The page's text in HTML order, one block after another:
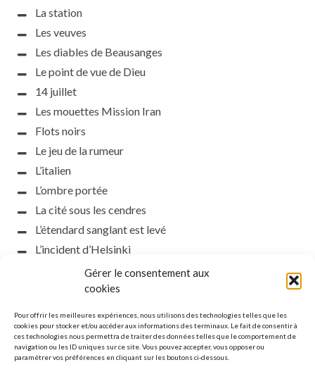
Gérer le consentement aux
cookies
Pour offrir les meilleures expériences, nous utilisons des technologies telles que les
cookies pour stocker et/ou accéder aux informations des terminaux. Le fait de consentir à
ces technologies nous permettra de traiter des données telles que le comportement de
navigation ou les ID uniques sur ce site. Vous pouvez accepter, vous opposer ou
paramétrer vos préférences en cliquant sur les boutons ci-dessous.
La station
Les veuves
Les diables de Beausanges
Le point de vue de Dieu
14 juillet
Les mouettes Mission Iran
Flots noirs
Le jeu de la rumeur
L’italien
L’ombre portée
La cité sous les cendres
L’étendard sanglant est levé
L’incident d’Helsinki
la petite fasciste
Toutes les nuances de la nuit
Que s’obscurcissent le soleil et la lumière
Le silence